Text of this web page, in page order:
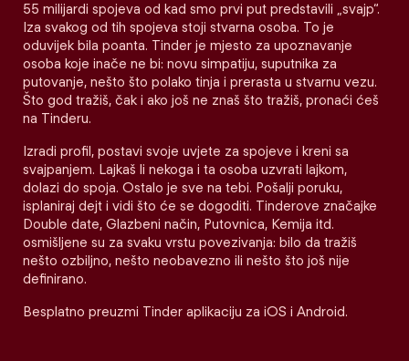
55 milijardi spojeva od kad smo prvi put predstavili „svajp“.
Iza svakog od tih spojeva stoji stvarna osoba. To je
oduvijek bila poanta. Tinder je mjesto za upoznavanje
osoba koje inače ne bi: novu simpatiju, suputnika za
putovanje, nešto što polako tinja i prerasta u stvarnu vezu.
Što god tražiš, čak i ako još ne znaš što tražiš, pronaći ćeš
na Tinderu.
Izradi profil, postavi svoje uvjete za spojeve i kreni sa
svajpanjem. Lajkaš li nekoga i ta osoba uzvrati lajkom,
dolazi do spoja. Ostalo je sve na tebi. Pošalji poruku,
isplaniraj dejt i vidi što će se dogoditi. Tinderove značajke
Double date, Glazbeni način, Putovnica, Kemija itd.
osmišljene su za svaku vrstu povezivanja: bilo da tražiš
nešto ozbiljno, nešto neobavezno ili nešto što još nije
definirano.
Besplatno preuzmi Tinder aplikaciju za iOS i Android.